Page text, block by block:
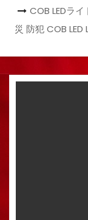
COB LEDラ
災 防犯 COB LED